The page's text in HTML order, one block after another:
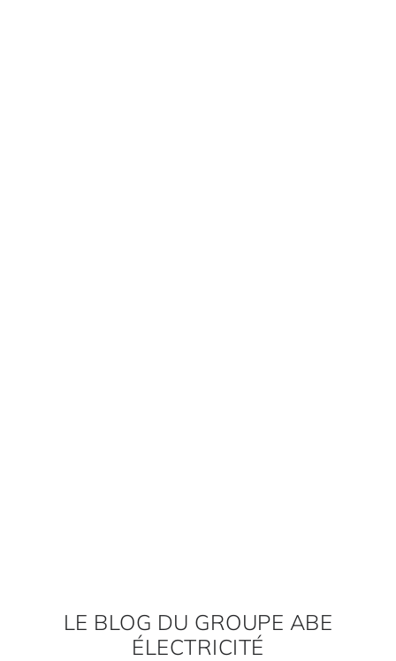
LE BLOG DU GROUPE ABE
ÉLECTRICITÉ